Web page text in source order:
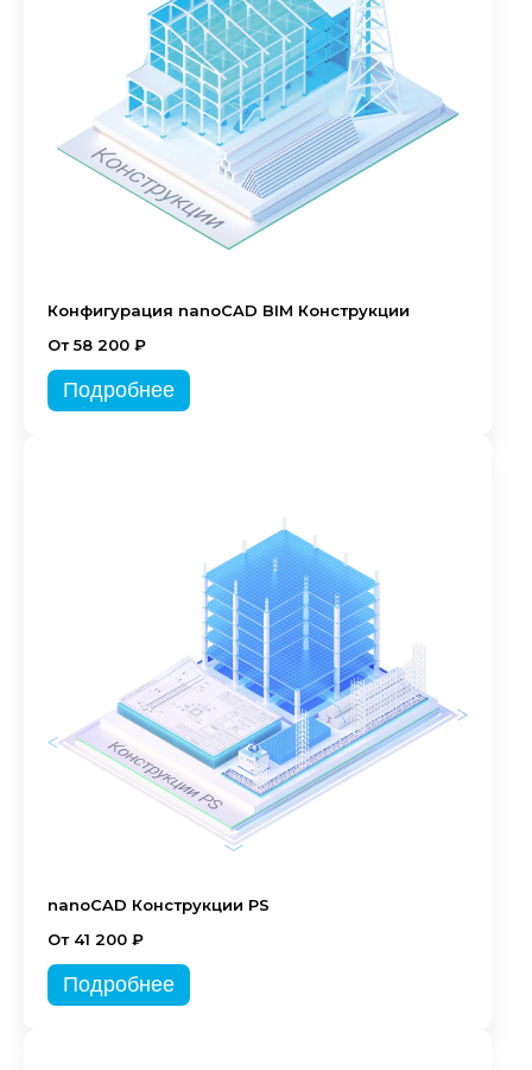
Конфигурация nanoCAD BIM Конструкции
От 58 200 ₽
Подробнее
nanoCAD Конструкции PS
От 41 200 ₽
Подробнее